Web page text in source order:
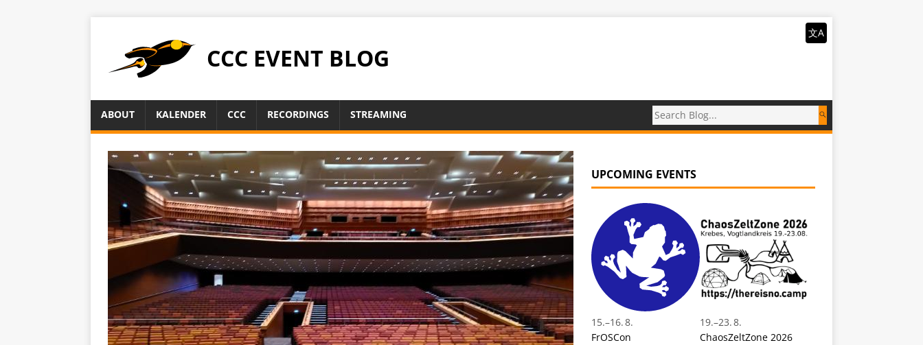
CCC EVENT BLOG
文A
ABOUT KALENDER CCC RECORDINGS STREAMING
UPCOMING EVENTS
15.–16. 8.
FrOSCon
19.–23. 8.
ChaosZeltZone 2026